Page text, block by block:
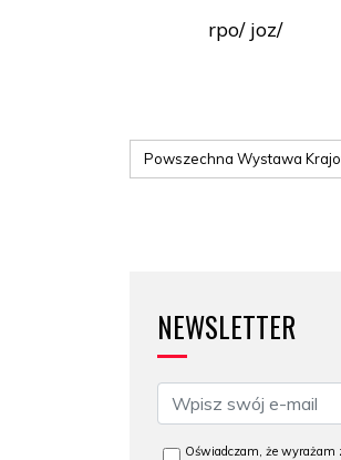
rpo/ joz/
Powszechna Wystawa
NEWSLETTER
Oświadczam, że